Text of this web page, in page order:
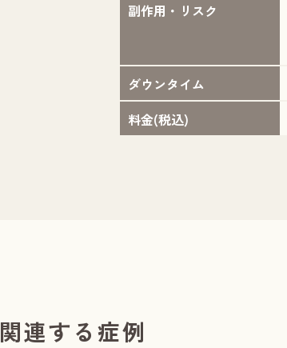
副作用・リスク
ダウンタイム
料金(税込)
関連する症例